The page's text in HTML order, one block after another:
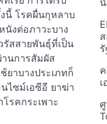
นี้ โรคผื่นกุหลาบ
นังต่อภาวะบาง
รัสสายพันธุ์ที่เป็น
นการสัมผัส
ยาบางประเภทก็
ไซม์เอซีอี ยาฆ่า
รคกระเพาะ